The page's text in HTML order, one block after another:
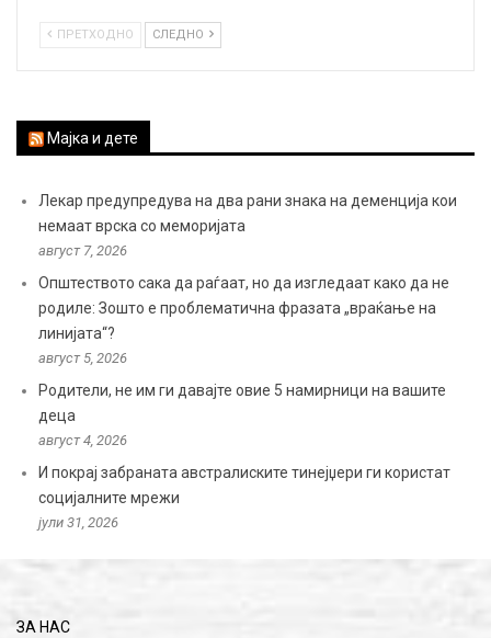
ПРЕТХОДНО СЛЕДНО
Мајка и дете
Лекар предупредува на два рани знака на деменција кои
немаат врска со меморијата
август 7, 2026
Општеството сака да раѓаат, но да изгледаат како да не
родиле: Зошто е проблематична фразата „враќање на
линијата“?
август 5, 2026
Родители, не им ги давајте овие 5 намирници на вашите
деца
август 4, 2026
И покрај забраната австралиските тинејџери ги користат
социјалните мрежи
јули 31, 2026
ЗА НАС